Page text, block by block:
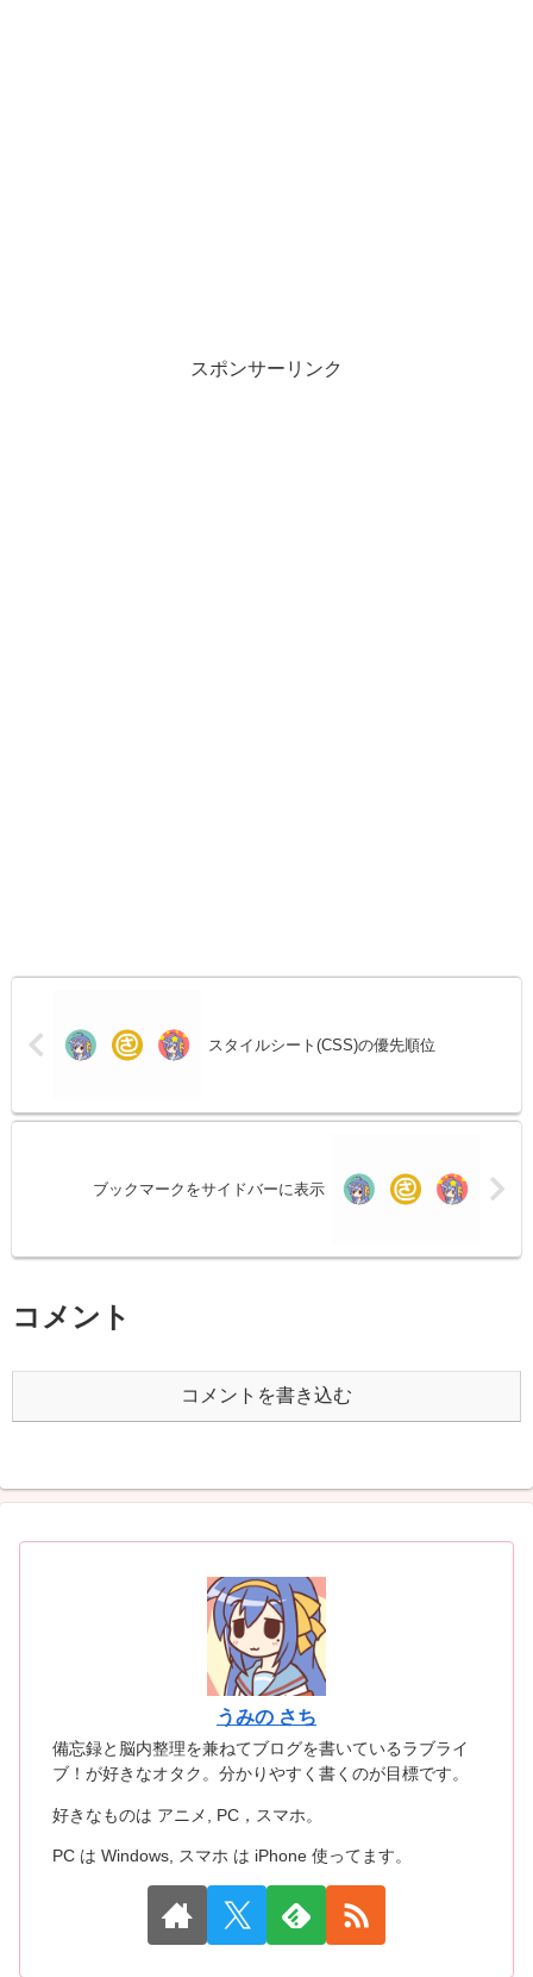
スポンサーリンク
スタイルシート(CSS)の優先順位
ブックマークをサイドバーに表示
コメント
コメントを書き込む
うみの さち
備忘録と脳内整理を兼ねてブログを書いているラブライ
ブ！が好きなオタク。分かりやすく書くのが目標です。
好きなものは アニメ, PC，スマホ。
PC は Windows, スマホ は iPhone 使ってます。